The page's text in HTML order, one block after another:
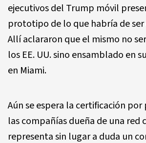
ejecutivos del Trump móvil
prototipo de lo que habría de
Allí aclararon que el mismo no
los EE. UU. sino ensamblado en
en Miami.
Aún se espera la certificación
las compañías dueña de una red
representa sin lugar a duda un